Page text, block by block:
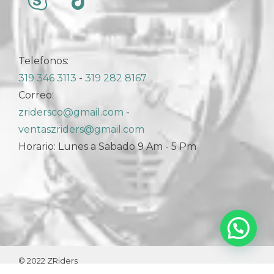
Telefonos:
319 346 3113 - 319 282 8167
Correo:
zridersco@gmail.com -
ventaszriders@gmail.com
Horario: Lunes a Sabado 9 Am - 5 Pm
© 2022 ZRiders